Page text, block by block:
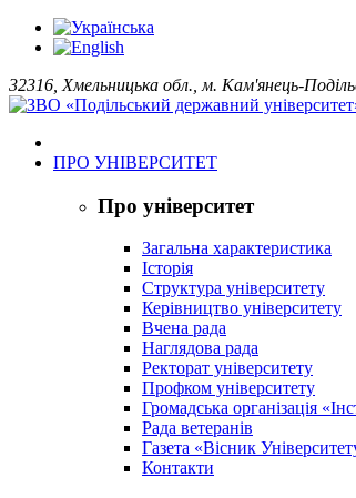
32316, Хмельницька обл., м. Кам'янець-
ПРО УНІВЕРСИТЕТ
Про університет
Загальна характеристика
Історія
Структура університету
Керівництво університету
Вчена рада
Наглядова рада
Ректорат університету
Профком університету
Громадська організація
Рада ветеранів
Газета «Вісник
Контакти